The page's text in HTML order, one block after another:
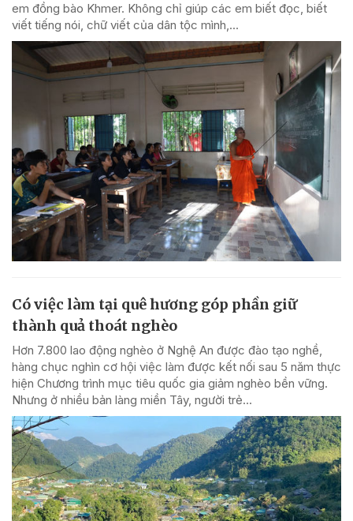
em đồng bào Khmer. Không chỉ giúp các em biết đọc, biết
viết tiếng nói, chữ viết của dân tộc mình,...
Có việc làm tại quê hương góp phần giữ
thành quả thoát nghèo
Hơn 7.800 lao động nghèo ở Nghệ An được đào tạo nghề,
hàng chục nghìn cơ hội việc làm được kết nối sau 5 năm thực
hiện Chương trình mục tiêu quốc gia giảm nghèo bền vững.
Nhưng ở nhiều bản làng miền Tây, người trẻ...